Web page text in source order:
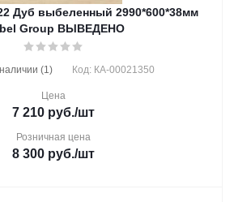
Дуб выбеленный 2990*600*38мм
Group ВЫВЕДЕНО
(1) Код: КА-00021350
Цена
7 210 руб./шт
Розничная цена
8 300 руб./шт